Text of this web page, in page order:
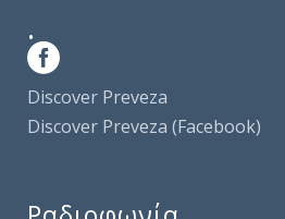
.
Discover Preveza
Discover Preveza (Facebook)